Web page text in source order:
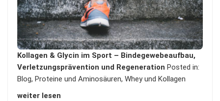
Kollagen & Glycin im Sport – Bindegewebeaufbau,
Verletzungsprävention und Regeneration Posted in:
Blog,Proteine und Aminosäuren,Whey und Kollagen
weiter lesen